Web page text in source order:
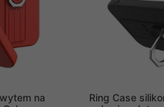
na
Ring Case